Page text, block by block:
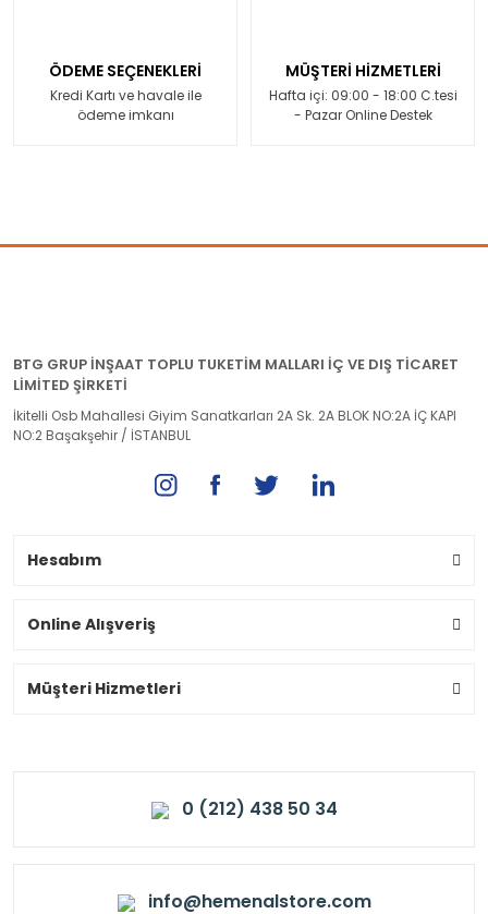
ÖDEME SEÇENEKLERİ
Kredi Kartı ve havale ile
ödeme imkanı
MÜŞTERİ HİZMETLERİ
Hafta içi: 09:00 - 18:00 C.tesi
- Pazar Online Destek
BTG GRUP İNŞAAT TOPLU TUKETİM MALLARI İÇ VE DIŞ TİCARET
LİMİTED ŞİRKETİ
İkitelli Osb Mahallesi Giyim Sanatkarları 2A Sk. 2A BLOK NO:2A İÇ KAPI
NO:2 Başakşehir / İSTANBUL
Hesabım
Online Alışveriş
Müşteri Hizmetleri
0 (212) 438 50 34
info@hemenalstore.com